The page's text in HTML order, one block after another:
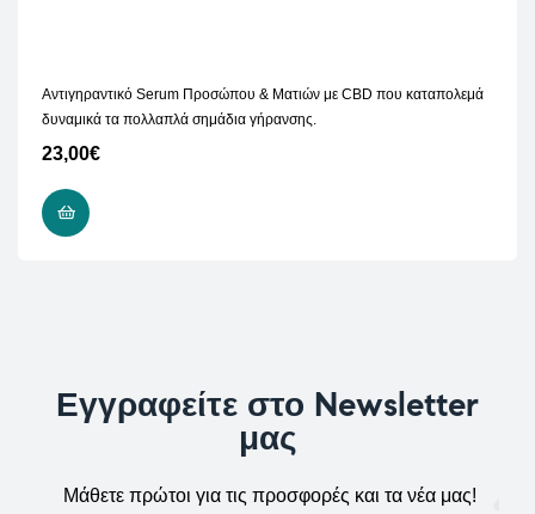
Αντιγηραντικό Serum Προσώπου & Ματιών με CBD που καταπολεμά
δυναμικά τα πολλαπλά σημάδια γήρανσης.
23,00€
Εγγραφείτε στο Newsletter
μας
Μάθετε πρώτοι για τις προσφορές και τα νέα μας!